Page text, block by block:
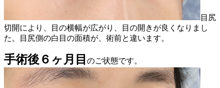
目尻
切開により、目の横幅が広がり、目の開きが良くなりまし
た。目尻側の白目の面積が、術前と違います。
手術後６ヶ月目 のご状態です。